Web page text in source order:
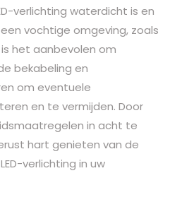
verlichting waterdicht is en
vochtige omgeving, zoals
het aanbevolen om
bekabeling en
om eventuele
en te vermijden. Door
in acht te
hart genieten van de
verlichting in uw